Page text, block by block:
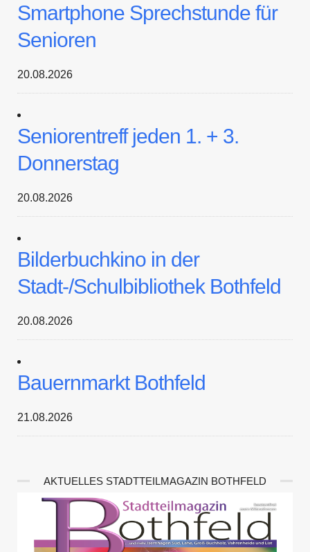
Smartphone Sprechstunde für
Senioren
20.08.2026
Seniorentreff jeden 1. + 3.
Donnerstag
20.08.2026
Bilderbuchkino in der
Stadt-/Schulbibliothek Bothfeld
20.08.2026
Bauernmarkt Bothfeld
21.08.2026
AKTUELLES STADTTEILMAGAZIN BOTHFELD